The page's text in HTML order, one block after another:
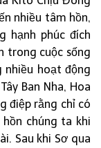
nhiều tâm hồn,
hạnh phúc đích
trong cuộc sống
nhiều hoạt động
Ban Nha, Hoa
điệp rằng chỉ có
chúng ta khi
Sau khi Sơ qua